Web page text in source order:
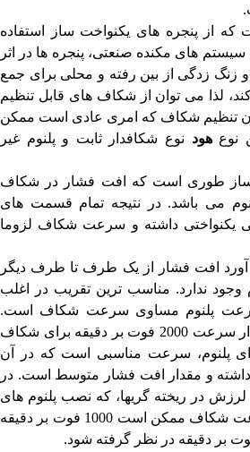
از پنجره های یکنواخت ساز استفاده
های مکنده صنعتی، پنجره ها در اثر
زدگی از بین رفته و محلی برای جمع
لذا می توان از شکاف های قابل تنظیم
تنظیم شکاف که امری عادی است ممکن
نوعهود نوع شکافدار ثابت و پلنوم غیر
طوری است که افت فشار در شکاف
می باشد. در نتیجه تمام قسمت های
داشته و سرعت شکاف لزوما
افت فشار از یک طرف تا طرف دیگر
ندارد. مناسب ترین تقریب در اغلب
پلنوم مساوی سرعت شکاف است.
شکافدار سرعت 2000 فوت بر دقیقه برای شکاف
برای پلنوم، سرعت مناسبی است که در آن
داشته و مقدار افت فشار متوسط است. در
در ریخته گریها، که نصب پلنوم های
عمیق امکانپذیر است سرعت شکاف ممکن است 1000 فوت بر دقیقه